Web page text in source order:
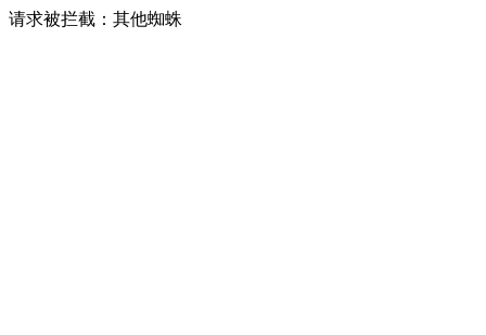
请求被拦截：其他蜘蛛